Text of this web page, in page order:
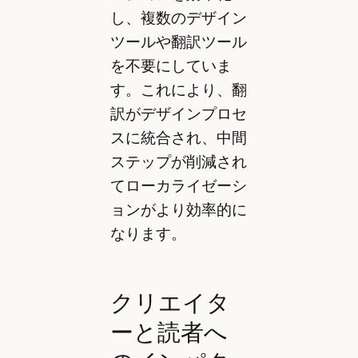
し、複数のデザイン
ツールや翻訳ツール
を不要にしていま
す。これにより、翻
訳がデザインプロセ
スに統合され、中間
ステップが削減され
てローカライゼーシ
ョンがより効率的に
なります。
クリエイタ
ーと読者へ